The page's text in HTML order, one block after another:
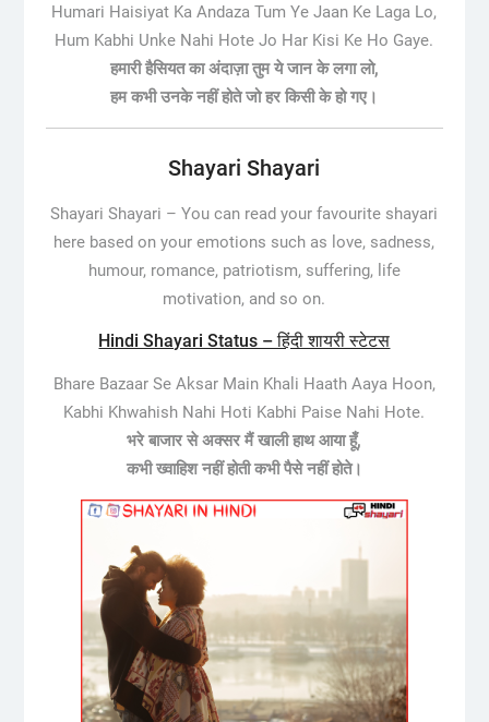
Humari Haisiyat Ka Andaza Tum Ye Jaan Ke Laga Lo,
Hum Kabhi Unke Nahi Hote Jo Har Kisi Ke Ho Gaye.
हमारी हैसियत का अंदाज़ा तुम ये जान के लगा लो,
हम कभी उनके नहीं होते जो हर किसी के हो गए।
Shayari Shayari
Shayari Shayari –You can read your favourite shayari
here based on your emotions such as love, sadness,
humour, romance, patriotism, suffering, life
motivation, and so on.
Hindi Shayari Status – हिंदी शायरी स्टेटस
Bhare Bazaar Se Aksar Main Khali Haath Aaya Hoon,
Kabhi Khwahish Nahi Hoti Kabhi Paise Nahi Hote.
भरे बाजार से अक्सर मैं खाली हाथ आया हूँ,
कभी ख्वाहिश नहीं होती कभी पैसे नहीं होते।